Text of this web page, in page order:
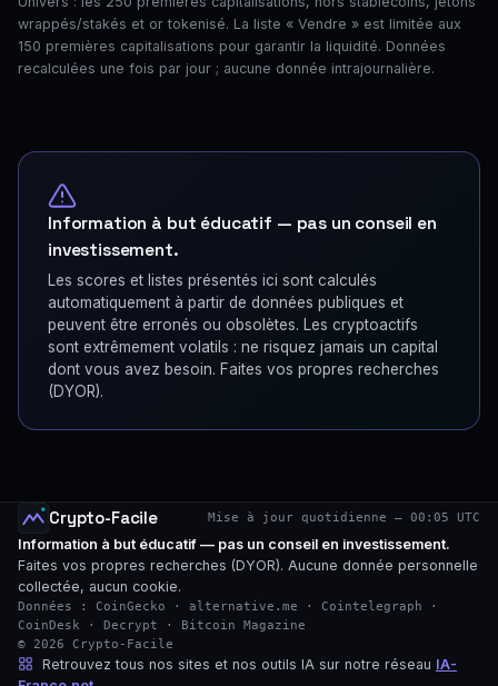
wrappés/stakés et or tokenisé. La liste « Vendre » est limitée aux
150 premières capitalisations pour garantir la liquidité. Données
recalculées une fois par jour ; aucune donnée intrajournalière.
Information à but éducatif — pas un conseil en
investissement.
Les scores et listes présentés ici sont calculés
automatiquement à partir de données publiques et
peuvent être erronés ou obsolètes. Les cryptoactifs
sont extrêmement volatils : ne risquez jamais un capital
dont vous avez besoin. Faites vos propres recherches
(DYOR).
Crypto-Facile Mise à jour quotidienne — 00:05 UTC
Information à but éducatif — pas un conseil en investissement.
Faites vos propres recherches (DYOR). Aucune donnée personnelle
collectée, aucun cookie.
Données : CoinGecko · alternative.me · Cointelegraph ·
CoinDesk · Decrypt · Bitcoin Magazine
© 2026 Crypto-Facile
Retrouvez tous nos sites et nos outils IA sur notre réseau IA-